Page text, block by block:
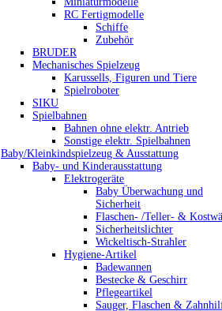
RC Fertigmodelle
Schiffe
Zubehör
BRUDER
Mechanisches Spielzeug
Karussells, Figuren und Tiere
Spielroboter
SIKU
Spielbahnen
Bahnen ohne elektr. Antrieb
Sonstige elektr. Spielbahnen
Baby/Kleinkindspielzeug & Ausstattung
Baby- und Kinderausstattung
Elektrogeräte
Baby Überwachung und
Sicherheit
Flaschen- /Teller- &
Sicherheitslichter
Wickeltisch-Strahler
Hygiene-Artikel
Badewannen
Bestecke & Geschirr
Pflegeartikel
Sauger, Flaschen &